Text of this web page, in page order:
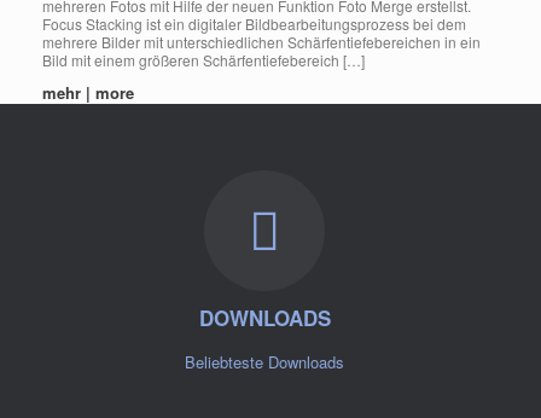
mehreren Fotos mit Hilfe der neuen Funktion Foto Merge erstellst.
Focus Stacking ist ein digitaler Bildbearbeitungsprozess bei dem
mehrere Bilder mit unterschiedlichen Schärfentiefebereichen in ein
Bild mit einem größeren Schärfentiefebereich […]
mehr | more
DOWNLOADS
Beliebteste Downloads